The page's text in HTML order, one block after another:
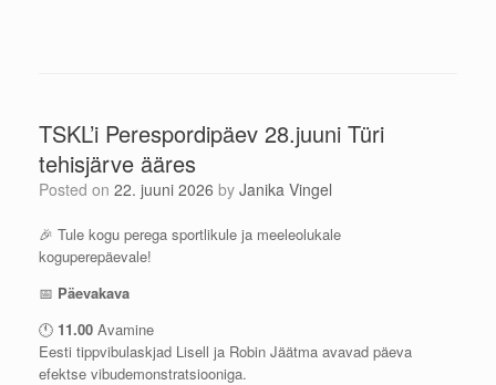
TSKL’i Perespordipäev 28.juuni Türi
tehisjärve ääres
Posted on 22. juuni 2026 by Janika Vingel
🎉 Tule kogu perega sportlikule ja meeleolukale
koguperepäevale!
📅 Päevakava
🕚 11.00 Avamine
Eesti tippvibulaskjad Lisell ja Robin Jäätma avavad päeva
efektse vibudemonstratsiooniga.